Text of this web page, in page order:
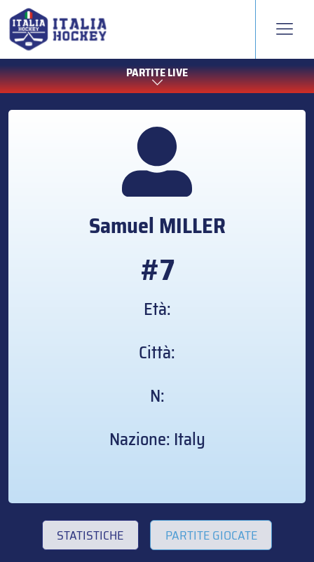
PARTITE LIVE
Samuel MILLER
#7
Età:
Città:
N:
Nazione: Italy
STATISTICHE PARTITE GIOCATE